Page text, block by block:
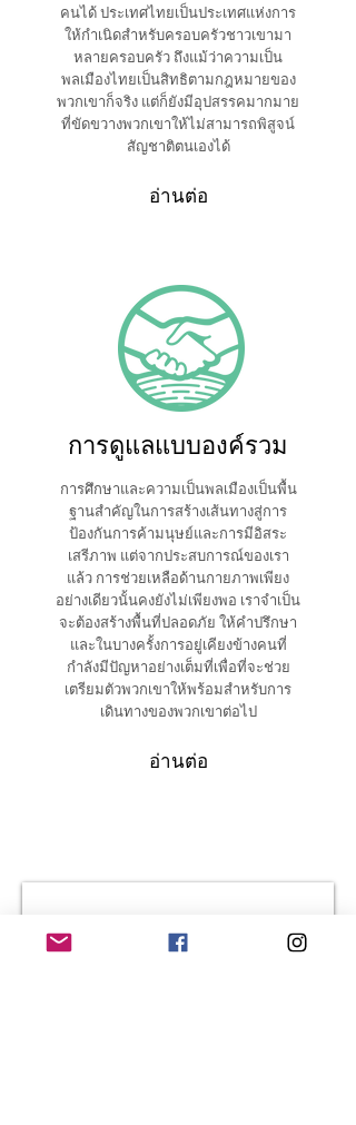
คนได้ ประเทศไทยเป็นประเทศแห่งการ
ให้กำเนิดสำหรับครอบครัวชาวเขามา
หลายครอบครัว ถึงแม้ว่าความเป็น
พลเมืองไทยเป็นสิทธิตามกฎหมายของ
พวกเขาก็จริง แต่ก็ยังมีอุปสรรคมากมาย
ที่ขัดขวางพวกเขาให้ไม่สามารถพิสูจน์
สัญชาติตนเองได้
อ่านต่อ
การดูแลแบบองค์รวม
การศึกษาและความเป็นพลเมืองเป็นพื้น
ฐานสำคัญในการสร้างเส้นทางสู่การ
ป้องกันการค้ามนุษย์และการมีอิสระ
เสรีภาพ แต่จากประสบการณ์ของเรา
แล้ว การช่วยเหลือด้านกายภาพเพียง
อย่างเดียวนั้นคงยังไม่เพียงพอ เราจำเป็น
จะต้องสร้างพื้นที่ปลอดภัย ให้คำปรึกษา
และในบางครั้งการอยู่เคียงข้างคนที่
กำลังมีปัญหาอย่างเต็มที่เพื่อที่จะช่วย
เตรียมตัวพวกเขาให้พร้อมสำหรับการ
เดินทางของพวกเขาต่อไป
อ่านต่อ